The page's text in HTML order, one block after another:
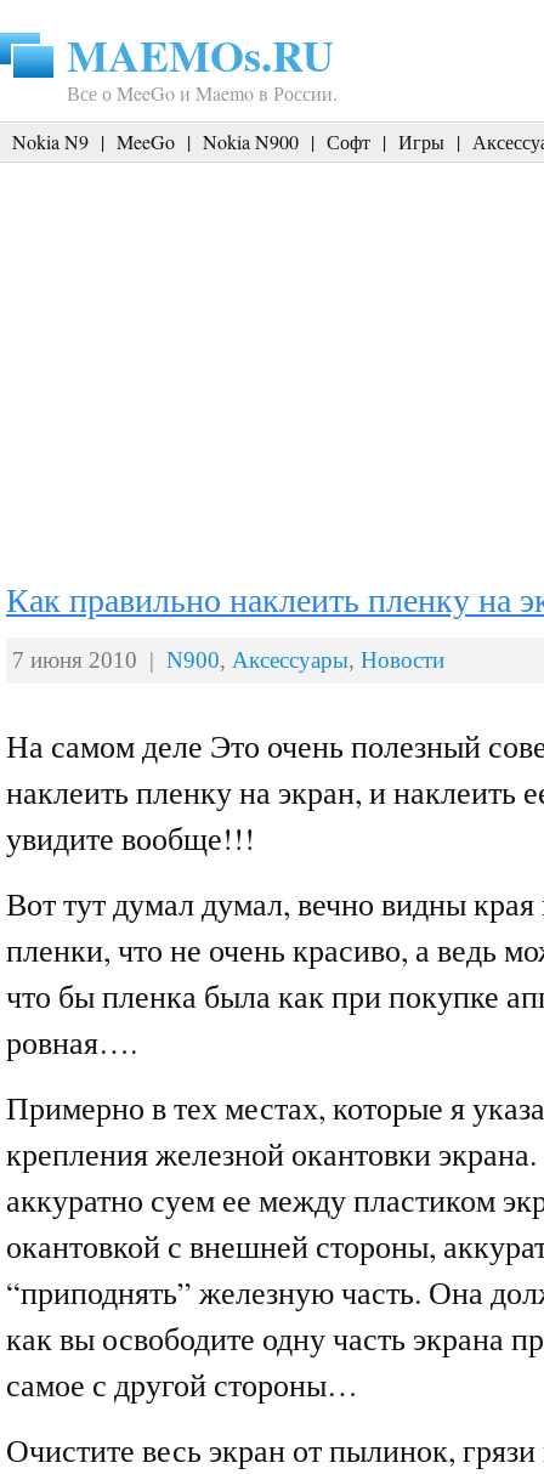
MAEMOs.RU
Все о MeeGo и Maemo в России.
Nokia N9 | MeeGo | Nokia N900 | Софт | Игры |
Как правильно наклеить пленку на
7 июня 2010 | N900, Аксессуары, Новости
На самом деле Это очень полезный
наклеить пленку на экран, и наклеить
увидите вообще!!!
Вот тут думал думал, вечно видны края
пленки, что не очень красиво, а ведь
что бы пленка была как при покупке
ровная….
Примерно в тех местах, которые я
крепления железной окантовки
аккуратно суем ее между пластиком
окантовкой с внешней стороны,
“приподнять” железную часть. Она
как вы освободите одну часть экрана
самое с другой стороны…
Очистите весь экран от пылинок,